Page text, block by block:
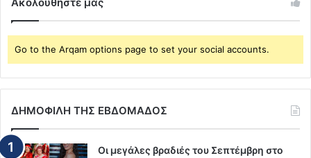
Go to the Arqam options page to set your social accounts.
ΔΗΜΟΦΙΛΗ ΤΗΣ ΕΒΔΟΜΑΔΟΣ
Οι μεγάλες βραδιές του Σεπτέμβρη στο